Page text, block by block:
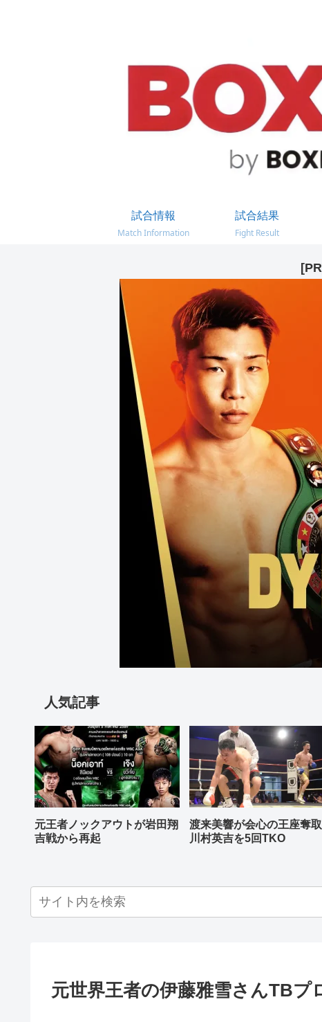
試合情報
Match Information
試合結果
Fight Result
人気記事
元王者ノックアウトが岩田翔
吉戦から再起
渡来美響が会心の王座奪
川村英吉を5回TKO
元世界王者の伊藤雅雪さんTB